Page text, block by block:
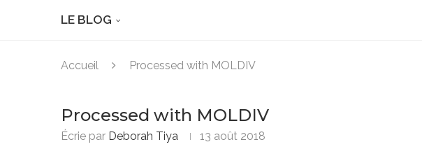
LE BLOG
Accueil Processed with MOLDIV
Processed with MOLDIV
Écrie par Deborah Tiya 13 août 2018